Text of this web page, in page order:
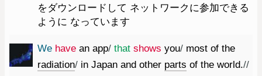
をダウンロードして ネットワークに参加できる
ように なっています
We have an app/ that shows you/ most of the
radiation/ in Japan and other parts of the world.//